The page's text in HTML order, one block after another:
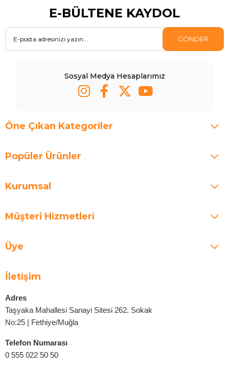
E-BÜLTENE KAYDOL
GÖNDER
Sosyal Medya Hesaplarımız
Öne Çıkan Kategoriler
Popüler Ürünler
Kurumsal
Müşteri Hizmetleri
Üye
İletişim
Adres
Taşyaka Mahallesi Sanayi Sitesi 262. Sokak
No:25 | Fethiye/Muğla
Telefon Numarası
0 555 022 50 50